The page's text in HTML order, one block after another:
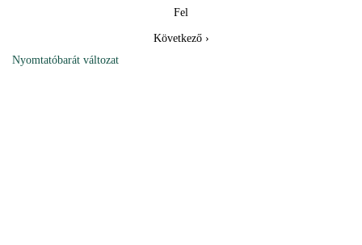
Fel
Következő ›
Nyomtatóbarát változat